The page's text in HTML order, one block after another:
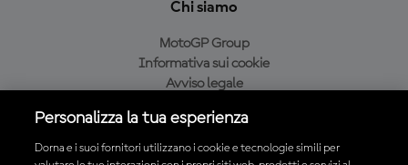
Chi siamo
MotoGP Group
Informativa sui cookie
Avviso legale
Condizioni di acquisto
Personalizza la tua esperienza
Dorna e i suoi fornitori utilizzano i cookie e tecnologie simili per